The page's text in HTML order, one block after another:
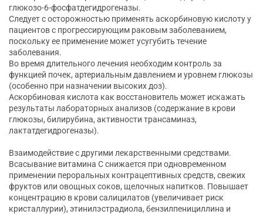
глюкозо-6-фосфатдегидрогеназы.
Следует с осторожностью применять аскорбиновую кислоту у
пациентов с прогрессирующим раковым заболеванием,
поскольку ее применение может усугубить течение
заболевания.
Во время длительного лечения необходим контроль за
функцией почек, артериальным давлением и уровнем глюкозы
(особенно при назначении высоких доз).
Аскорбиновая кислота как восстановитель может искажать
результаты лабораторных анализов (содержание в крови
глюкозы, билирубина, активности трансаминаз,
лактатдегидрогеназы).
Взаимодействие с другими лекарственными средствами.
Всасывание витамина С снижается при одновременном
применении пероральных контрацептивных средств, свежих
фруктов или овощных соков, щелочных напитков. Повышает
концентрацию в крови салицилатов (увеличивает риск
кристаллурии), этинилэстрадиола, бензилпенициллина и